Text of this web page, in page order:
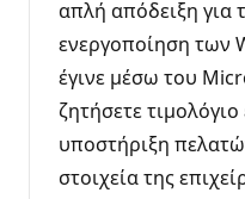
απλή απόδειξη για
ενεργοποίηση των
έγινε μέσω του
ζητήσετε
υποστήριξη
στοιχεία της